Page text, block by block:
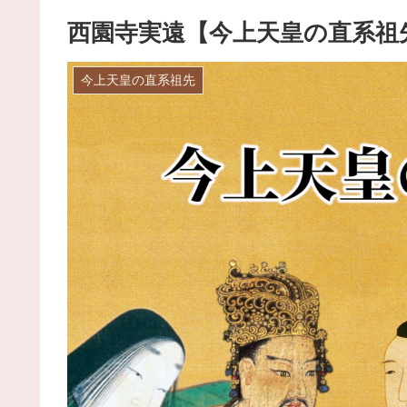
西園寺実遠【今上天皇の直系祖
今上天皇の直系祖先